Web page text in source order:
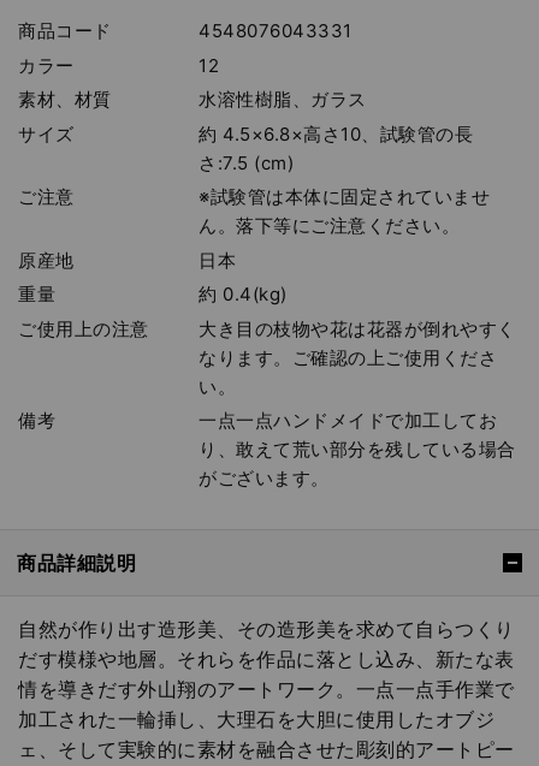
商品コード
4548076043331
カラー
12
素材、材質
水溶性樹脂、ガラス
サイズ
約 4.5×6.8×高さ10、試験管の長
さ:7.5 (cm)
ご注意
※試験管は本体に固定されていませ
ん。落下等にご注意ください。
原産地
日本
重量
約 0.4(kg)
ご使用上の注意
大き目の枝物や花は花器が倒れやすく
なります。ご確認の上ご使用くださ
い。
備考
一点一点ハンドメイドで加工してお
り、敢えて荒い部分を残している場合
がございます。
商品詳細説明
自然が作り出す造形美、その造形美を求めて自らつくり
だす模様や地層。それらを作品に落とし込み、新たな表
情を導きだす外山翔のアートワーク。一点一点手作業で
加工された一輪挿し、大理石を大胆に使用したオブジ
ェ、そして実験的に素材を融合させた彫刻的アートピー